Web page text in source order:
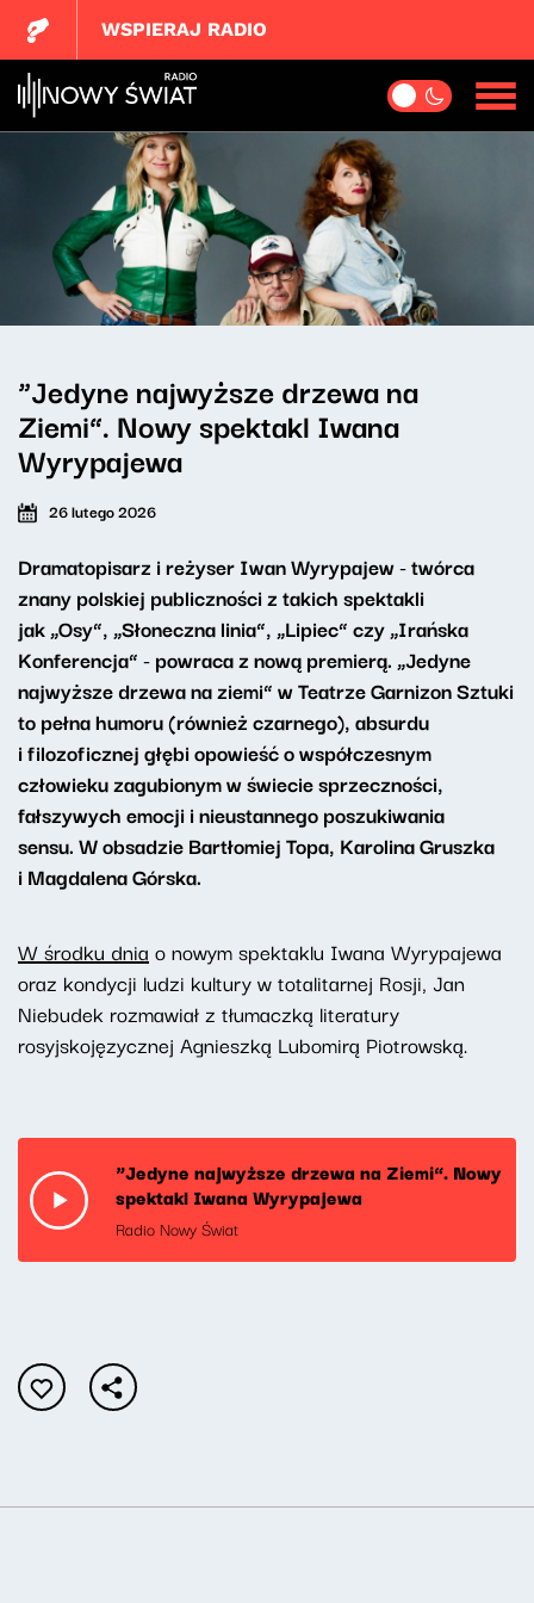
WSPIERAJ RADIO
“Jedyne najwyższe drzewa na
Ziemi”. Nowy spektakl Iwana
Wyrypajewa
26 lutego 2026
Dramatopisarz i reżyser Iwan Wyrypajew - twórca
znany polskiej publiczności z takich spektakli
jak „Osy”, „Słoneczna linia”, „Lipiec” czy „Irańska
Konferencja” - powraca z nową premierą. „Jedyne
najwyższe drzewa na ziemi” w Teatrze Garnizon Sztuki
to pełna humoru(również czarnego), absurdu
i filozoficznej głębi opowieść o współczesnym
człowieku zagubionym w świecie sprzeczności,
fałszywych emocji i nieustannego poszukiwania
sensu. W obsadzie Bartłomiej Topa, Karolina Gruszka
i Magdalena Górska.
W środku dnia o nowym spektaklu Iwana Wyrypajewa
oraz kondycji ludzi kultury w totalitarnej Rosji, Jan
Niebudek rozmawiał z tłumaczką literatury
rosyjskojęzycznej Agnieszką Lubomirą Piotrowską.
“Jedyne najwyższe drzewa na Ziemi”. Nowy
spektakl Iwana Wyrypajewa
Radio Nowy Świat